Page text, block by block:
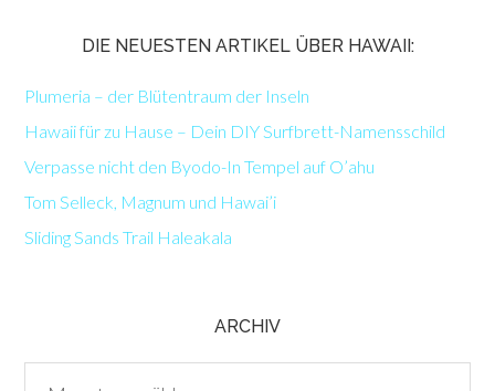
DIE NEUESTEN ARTIKEL ÜBER HAWAII:
Plumeria – der Blütentraum der Inseln
Hawaii für zu Hause – Dein DIY Surfbrett-Namensschild
Verpasse nicht den Byodo-In Tempel auf O’ahu
Tom Selleck, Magnum und Hawai’i
Sliding Sands Trail Haleakala
ARCHIV